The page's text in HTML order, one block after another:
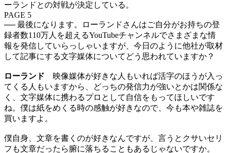
ーランドとの対戦が決定している。
PAGE 5
── 最後になります。ローランドさんはご自分がお持ちの登
録者数110万人を超えるYouTubeチャンネルでさまざまな情
報を発信していらっしゃいますが、今日のように他社が取材
して記事にする文字媒体についてどう思われていますか？
ローランド 映像媒体が好きな人もいれば活字のほうが入っ
てくる人もいますから、どっちの発信力が強いとかは関係な
く、文字媒体に携わるプロとして自信をもってほしいです
ね。僕は紙をめくる時の感触が好きなので、今も本や雑誌を
買いますよ。
僕自身、文章を書くのが好きなんですが、言うとクサいセリ
フも文章だったら腑に落ちることもあるじゃないですか。